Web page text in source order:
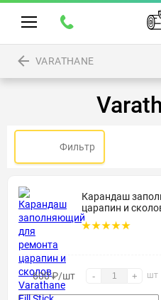
VARATHANE
Фильтр
Карандаш
царапин и
600₽/шт - + шт